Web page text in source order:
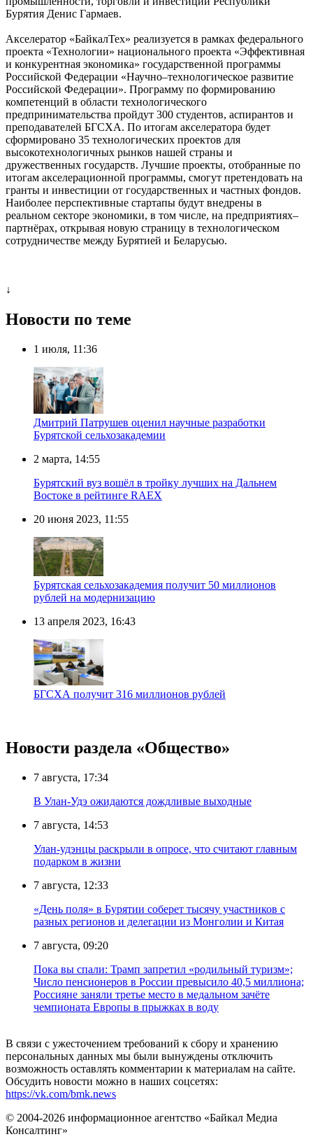
Бурятия Денис Гармаев.
Акселератор «БайкалТех» реализуется в рамках федерального
проекта «Технологии» национального проекта «Эффективная
и конкурентная экономика» государственной программы
Российской Федерации «Научно–технологическое развитие
Российской Федерации». Программу по формированию
компетенций в области технологического
предпринимательства пройдут 300 студентов, аспирантов и
преподавателей БГСХА. По итогам акселератора будет
сформировано 35 технологических проектов для
высокотехнологичных рынков нашей страны и
дружественных государств. Лучшие проекты, отобранные по
итогам акселерационной программы, смогут претендовать на
гранты и инвестиции от государственных и частных фондов.
Наиболее перспективные стартапы будут внедрены в
реальном секторе экономики, в том числе, на предприятиях–
партнёрах, открывая новую страницу в технологическом
сотрудничестве между Бурятией и Беларусью.
↓
Новости по теме
1 июля, 11:36
Дмитрий Патрушев оценил научные разработки
Бурятской сельхозакадемии
2 марта, 14:55
Бурятский вуз вошёл в тройку лучших на Дальнем
Востоке в рейтинге RAEX
20 июня 2023, 11:55
Бурятская сельхозакадемия получит 50 миллионов
рублей на модернизацию
13 апреля 2023, 16:43
БГСХА получит 316 миллионов рублей
Новости раздела «Общество»
7 августа, 17:34
В Улан-Удэ ожидаются дождливые выходные
7 августа, 14:53
Улан-удэнцы раскрыли в опросе, что считают главным
подарком в жизни
7 августа, 12:33
«День поля» в Бурятии соберет тысячу участников с
разных регионов и делегации из Монголии и Китая
7 августа, 09:20
Пока вы спали: Трамп запретил «родильный туризм»;
Число пенсионеров в России превысило 40,5 миллиона;
Россияне заняли третье место в медальном зачёте
чемпионата Европы в прыжках в воду
В связи с ужесточением требований к сбору и хранению
персональных данных мы были вынуждены отключить
возможность оставлять комментарии к материалам на сайте.
Обсудить новости можно в наших соцсетях:
https://vk.com/bmk.news
© 2004-2026 информационное агентство «Байкал Медиа
Консалтинг»